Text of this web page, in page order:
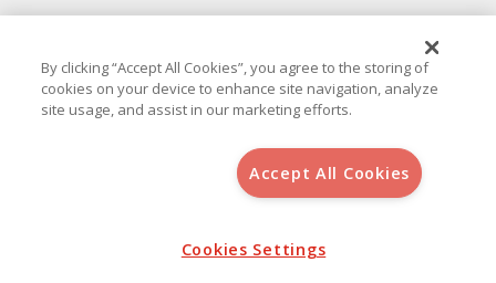
, S.L.U.(B-64405731) c/ San Norberto
Aviso Legal
Política de Cookies
By clicking “Accept All Cookies”, you agree to the storing of
cookies on your device to enhance site navigation, analyze
site usage, and assist in our marketing efforts.
Accept All Cookies
Cookies Settings